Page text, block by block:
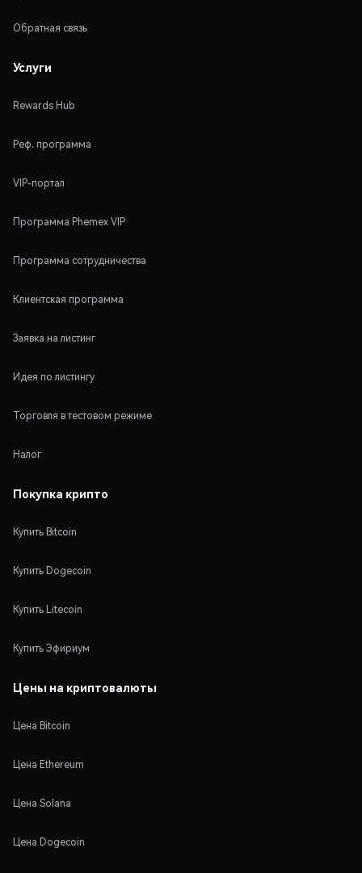
Обратная связь
Услуги
Rewards Hub
Реф. программа
VIP-портал
Программа Phemex VIP
Программа сотрудничества
Клиентская программа
Заявка на листинг
Идея по листингу
Торговля в тестовом режиме
Налог
Покупка крипто
Купить Bitcoin
Купить Dogecoin
Купить Litecoin
Купить Эфириум
Цены на криптовалюты
Цена Bitcoin
Цена Ethereum
Цена Solana
Цена Dogecoin